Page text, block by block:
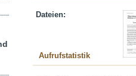
Dateien:
Aufrufstatistik